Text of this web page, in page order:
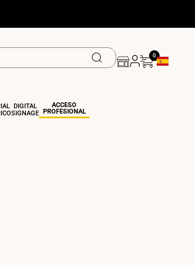
0
DIGITAL
SIGNAGE
ACCESO
PROFESIONAL